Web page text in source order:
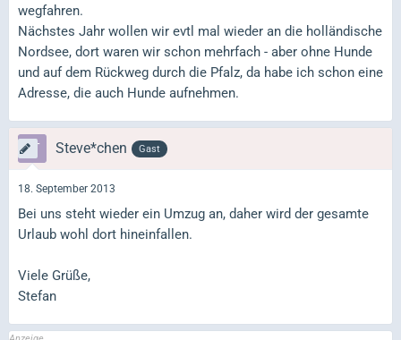
wegfahren.
Nächstes Jahr wollen wir evtl mal wieder an die holländische
Nordsee, dort waren wir schon mehrfach - aber ohne Hunde
und auf dem Rückweg durch die Pfalz, da habe ich schon eine
Adresse, die auch Hunde aufnehmen.
Steve*chen Gast
18. September 2013
Bei uns steht wieder ein Umzug an, daher wird der gesamte
Urlaub wohl dort hineinfallen.
Viele Grüße,
Stefan